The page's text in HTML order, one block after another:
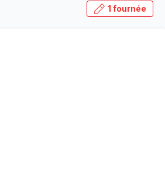
1 fournée